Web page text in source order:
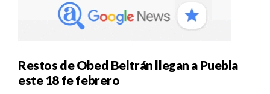
Restos de Obed Beltrán llegan a Puebla
este 18 fe febrero